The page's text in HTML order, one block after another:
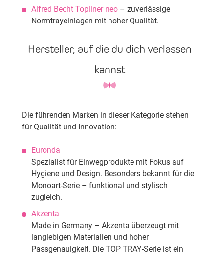
Alfred Becht Topliner neo – zuverlässige
Normtrayeinlagen mit hoher Qualität.
Hersteller, auf die du dich verlassen
kannst
Die führenden Marken in dieser Kategorie stehen
für Qualität und Innovation:
Euronda
Spezialist für Einwegprodukte mit Fokus auf
Hygiene und Design. Besonders bekannt für die
Monoart-Serie – funktional und stylisch
zugleich.
Akzenta
Made in Germany – Akzenta überzeugt mit
langlebigen Materialien und hoher
Passgenauigkeit. Die TOP TRAY-Serie ist ein